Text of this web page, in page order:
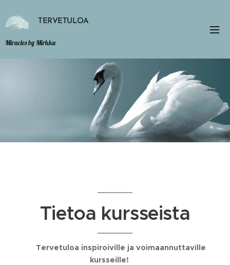
TERVETULOA
Miracles by Mirkku
Tietoa kursseista
Tervetuloa inspiroiville ja voimaannuttaville
kursseille!